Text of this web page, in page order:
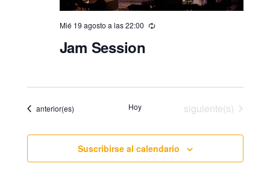
Mié 19 agosto a las 22:00
Jam Session
Eventos
anterior(es) Hoy Eventos
siguiente(s)
Suscribirse al calendario